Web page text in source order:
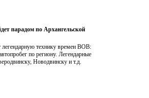
парадом по Архангельской
легендарную технику времен ВОВ:
по региону. Легендарные
Новодвинску и т.д.